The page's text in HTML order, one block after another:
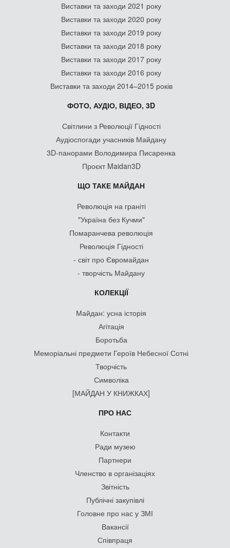
Виставки та заходи 2021 року
Виставки та заходи 2020 року
Виставки та заходи 2019 року
Виставки та заходи 2018 року
Виставки та заходи 2017 року
Виставки та заходи 2016 року
Виставки та заходи 2014–2015 років
ФОТО, АУДІО, ВІДЕО, 3D
Світлини з Революції Гідності
Аудіоспогади учасників Майдану
3D-панорами Володимира Писаренка
Проєкт Maidan3D
ЩО ТАКЕ МАЙДАН
Революція на граніті
"Україна без Кучми"
Помаранчева революція
Революція Гідності
- світ про Євромайдан
- творчість Майдану
КОЛЕКЦІЇ
Майдан: усна історія
Агітація
Боротьба
Меморіальні предмети Героїв Небесної Сотні
Творчість
Символіка
[МАЙДАН У КНИЖКАХ]
ПРО НАС
Контакти
Ради музею
Партнери
Членство в організаціях
Звітність
Публічні закупівлі
Головне про нас у ЗМІ
Вакансії
Співпраця